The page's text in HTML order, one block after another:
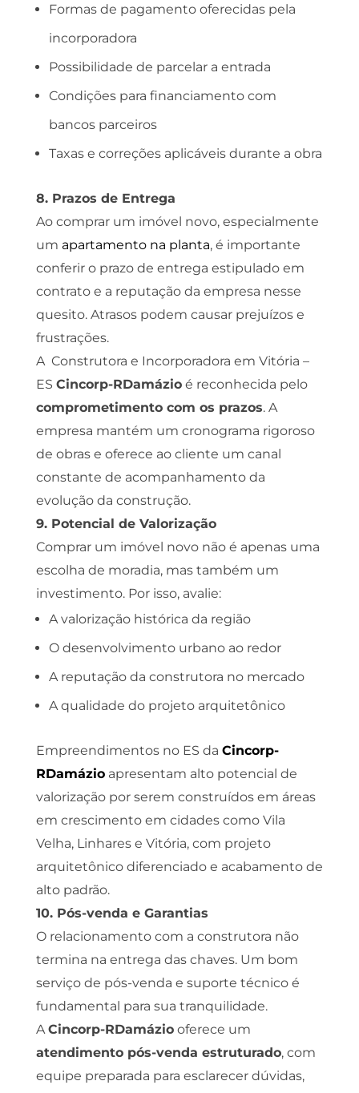
Formas de pagamento oferecidas pela
incorporadora
Possibilidade de parcelar a entrada
Condições para financiamento com
bancos parceiros
Taxas e correções aplicáveis durante a obra
8. Prazos de Entrega
Ao comprar um imóvel novo, especialmente
um apartamento na planta, é importante
conferir o prazo de entrega estipulado em
contrato e a reputação da empresa nesse
quesito. Atrasos podem causar prejuízos e
frustrações.
A Construtora e Incorporadora em Vitória –
ES Cincorp-RDamázioé reconhecida pelo
comprometimento com os prazos. A
empresa mantém um cronograma rigoroso
de obras e oferece ao cliente um canal
constante de acompanhamento da
evolução da construção.
9. Potencial de Valorização
Comprar um imóvel novo não é apenas uma
escolha de moradia, mas também um
investimento. Por isso, avalie:
A valorização histórica da região
O desenvolvimento urbano ao redor
A reputação da construtora no mercado
A qualidade do projeto arquitetônico
Empreendimentos no ES da Cincorp-
RDamázioapresentam alto potencial de
valorização por serem construídos em áreas
em crescimento em cidades como Vila
Velha, Linhares e Vitória, com projeto
arquitetônico diferenciado e acabamento de
alto padrão.
10. Pós-venda e Garantias
O relacionamento com a construtora não
termina na entrega das chaves. Um bom
serviço de pós-venda e suporte técnico é
fundamental para sua tranquilidade.
A Cincorp-RDamáziooferece um
atendimento pós-venda estruturado, com
equipe preparada para esclarecer dúvidas,